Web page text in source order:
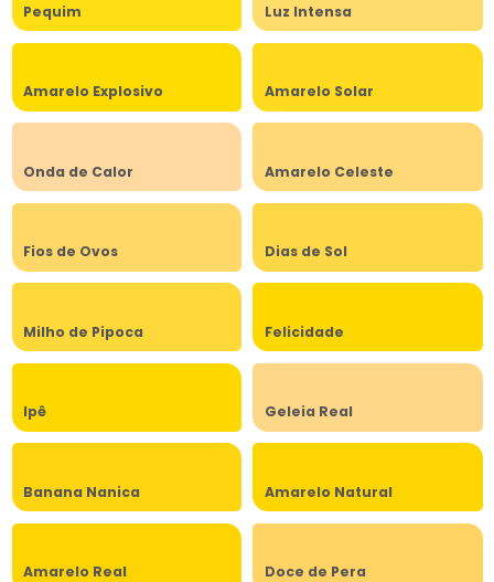
Pequim Luz Intensa
Amarelo Explosivo Amarelo Solar
Onda de Calor Amarelo Celeste
Fios de Ovos Dias de Sol
Milho de Pipoca Felicidade
Ipê Geleia Real
Banana Nanica Amarelo Natural
Amarelo Real Doce de Pera